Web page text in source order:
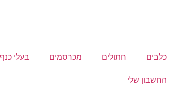
כלבים חתולים מכרסמים בעלי כנף
החשבון שלי